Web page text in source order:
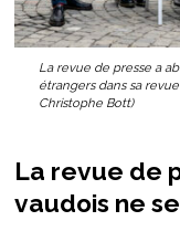
La revue de presse a
étrangers dans sa
Christophe Bott)
La revue de
vaudois ne